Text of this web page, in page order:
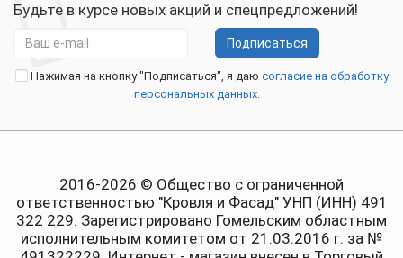
Будьте в курсе новых акций и спецпредложений!
Подписаться
Нажимая на кнопку "Подписаться", я даю согласие на обработку
персональных данных.
2016-2026 © Общество с ограниченной
ответственностью "Кровля и Фасад" УНП (ИНН) 491
322 229. Зарегистрировано Гомельским областным
исполнительным комитетом от 21.03.2016 г. за №